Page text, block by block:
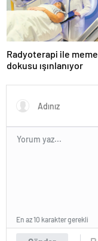
Radyoterapi ile meme
dokusu ışınlanıyor
En az 10 karakter gerekli